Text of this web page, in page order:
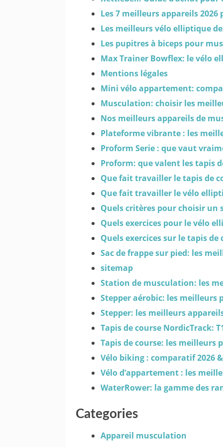
Les 7 meilleurs appareils
Les meilleurs vélo elliptique
Les pupitres à biceps pour
Max Trainer Bowflex: le vélo
Mentions légales
Mini vélo appartement:
Musculation: choisir les
Nos meilleurs appareils de
Plateforme vibrante : les
Proform Serie : que vaut
Proform: que valent les tapis
Que fait travailler le tapis de
Que fait travailler le vélo
Quels critères pour choisir un
Quels exercices pour le vélo
Quels exercices sur le tapis de
Sac de frappe sur pied: les
sitemap
Station de musculation: les
Stepper aérobic: les meilleurs
Stepper: les meilleurs
Tapis de course NordicTrack:
Tapis de course: les meilleurs
Vélo biking : comparatif 2026
Vélo d’appartement : les
WaterRower: la gamme des
Categories
Appareil musculation